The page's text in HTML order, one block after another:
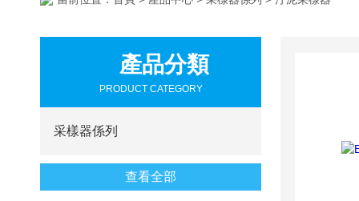
產品分類
PRODUCT CATEGORY
采樣器係列
查看全部